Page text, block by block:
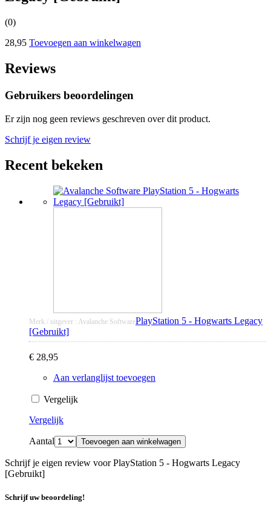
(0)
28,95 Toevoegen aan winkelwagen
Reviews
Gebruikers beoordelingen
Er zijn nog geen reviews geschreven over dit product.
Schrijf je eigen review
Recent bekeken
Merk / uitgever : Avalanche SoftwarePlayStation 5 - Hogwarts Legacy
[Gebruikt]
€ 28,95
Aan verlanglijst toevoegen
Vergelijk
Vergelijk
Aantal Toevoegen aan winkelwagen
Schrijf je eigen review voor PlayStation 5 - Hogwarts Legacy
[Gebruikt]
Schrijf uw beoordeling!